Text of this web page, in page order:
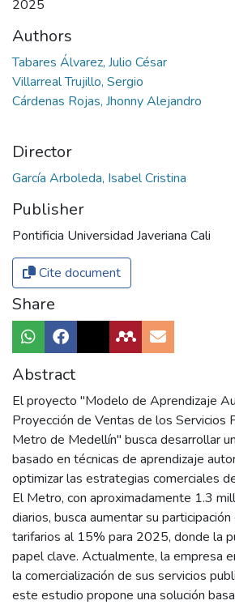
2025
Authors
Tabares Álvarez, Julio César
Villarreal Trujillo, Sergio
Cárdenas Rojas, Jhonny Alejandro
Director
García Arboleda, Isabel Cristina
Publisher
Pontificia Universidad Javeriana Cali
Cite document
Share
Abstract
El proyecto "Modelo de Aprendizaje
Proyección de Ventas de los Servicios
Metro de Medellín" busca desarrollar
basado en técnicas de aprendizaje
optimizar las estrategias comerciales
El Metro, con aproximadamente 1.3
diarios, busca aumentar su
tarifarios al 15% para 2025, donde la
papel clave. Actualmente, la empresa
la comercialización de sus servicios
este estudio propone una solución